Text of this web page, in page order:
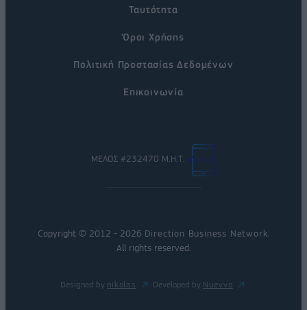
Ταυτότητα
Όροι Χρήσης
Πολιτική Προστασίας Δεδομένων
Επικοινωνία
ΜΕΛΟΣ #232470 Μ.Η.Τ.
Copyright © 2012 - 2026 Direction Business Network
All rights reserved.
Designed by nikolas Developed by Nuevvo